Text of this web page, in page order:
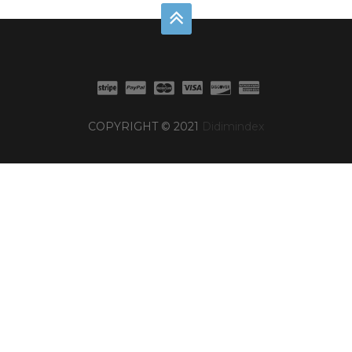
COPYRIGHT © 2021 Didimindex